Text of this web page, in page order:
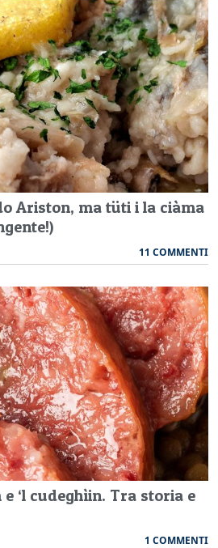
Ariston, ma tüti i la ciàma
11 COMMENTI
‘l cudeghìin. Tra storia e
1 COMMENTI